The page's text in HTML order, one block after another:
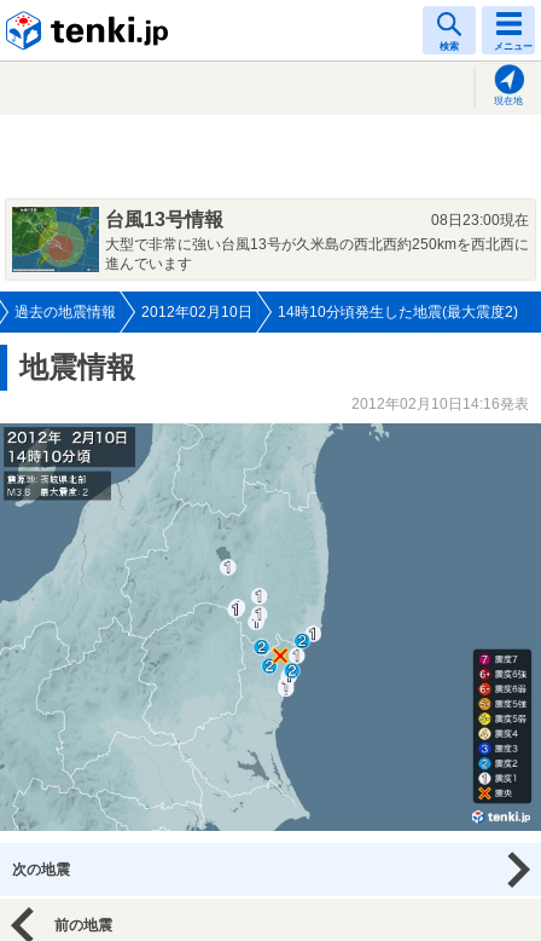
検索 メニュー
現在地
台風13号情報
08日23:00現在
大型で非常に強い台風13号が久米島の西北西約250kmを西北西に
進んでいます
過去の地震情報 2012年02月10日 14時10分頃発生した地震(最大震度2)
地震情報
2012年02月10日14:16発表
次の地震
前の地震